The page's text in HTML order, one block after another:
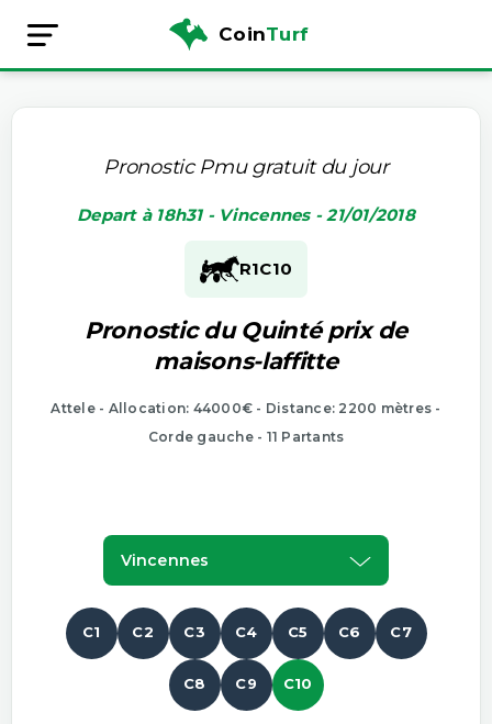
CoinTurf
Pronostic Pmu gratuit du jour
Depart à 18h31 - Vincennes - 21/01/2018
R1C10
Pronostic du Quinté prix de
maisons-laffitte
Attele - Allocation: 44000€ - Distance: 2200 mètres -
Corde gauche - 11 Partants
Vincennes
C1 C2 C3 C4 C5 C6 C7
C8 C9 C10